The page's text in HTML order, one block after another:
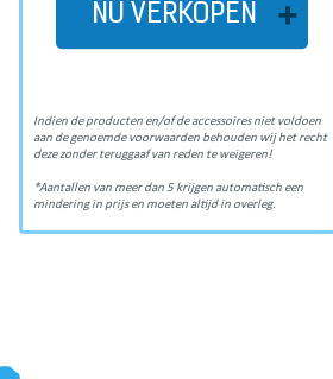
NU VERKOPEN
Indien de producten en/of de accessoires niet voldoen
aan de genoemde voorwaarden behouden wij het recht
deze zonder teruggaaf van reden te weigeren!
*Aantallen van meer dan 5 krijgen automatisch een
mindering in prijs en moeten altijd in overleg.